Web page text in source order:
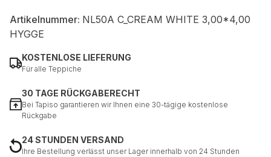
Artikelnummer: NL50A C_CREAM WHITE 3,00*4,00
HYGGE
KOSTENLOSE LIEFERUNG
Für alle Teppiche
30 TAGE RÜCKGABERECHT
Bei Tapiso garantieren wir Ihnen eine 30-tägige kostenlose
Rückgabe
24 STUNDEN VERSAND
Ihre Bestellung verlässt unser Lager innerhalb von 24 Stunden